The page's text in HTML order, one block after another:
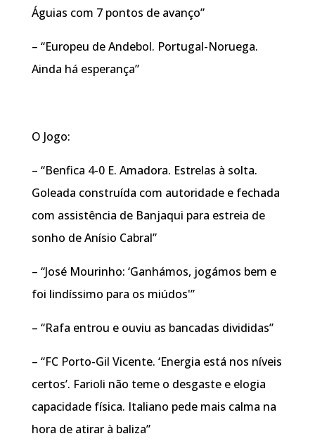
Águias com 7 pontos de avanço”
– “Europeu de Andebol. Portugal-Noruega.
Ainda há esperança”
O Jogo:
– “Benfica 4-0 E. Amadora. Estrelas à solta.
Goleada construída com autoridade e fechada
com assistência de Banjaqui para estreia de
sonho de Anísio Cabral”
– “José Mourinho: ‘Ganhámos, jogámos bem e
foi lindíssimo para os miúdos'”
– “Rafa entrou e ouviu as bancadas divididas”
– “FC Porto-Gil Vicente. ‘Energia está nos níveis
certos’. Farioli não teme o desgaste e elogia
capacidade física. Italiano pede mais calma na
hora de atirar à baliza”